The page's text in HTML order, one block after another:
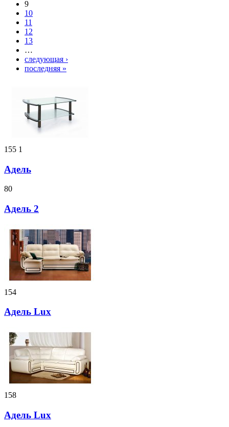
9
10
11
12
13
…
следующая ›
последняя »
155 1
Адель
80
Адель 2
154
Адель Lux
158
Адель Lux